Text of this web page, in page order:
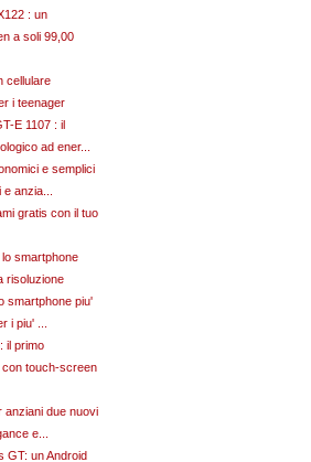
: un
a soli 99,00
cellulare
i teenager
E 1107 : il
ad ener...
e semplici
anzia...
gratis con il tuo
smartphone
risoluzione
smartphone piu'
i piu' ...
il primo
touch-screen
anziani due nuovi
e...
GT: un Android